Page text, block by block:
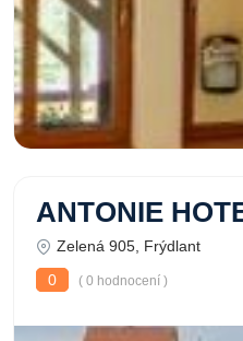
ANTONIE
Zelená 905, Frýdlant
0
( 0 hodnocení )